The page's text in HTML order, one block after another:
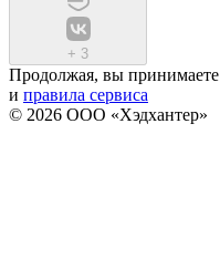
+ 3
Продолжая, вы принимаете
и правила сервиса
© 2026 ООО «Хэдхантер»